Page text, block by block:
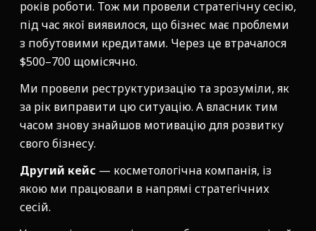
років роботи. Тож ми провели стратегічну сесію,
під час якої виявилося, що бізнес має проблеми
з побутовими кредитами. Через це втрачалося
$500–700 щомісячно.
Ми провели реструктуризацію та зрозуміли, як
за рік виправити цю ситуацію. А власник тим
часом знову знайшов мотивацію для розвитку
свого бізнесу.
Другий кейс — косметологічна компанія, із
якою ми працювали в напрямі стратегічних
сесій.